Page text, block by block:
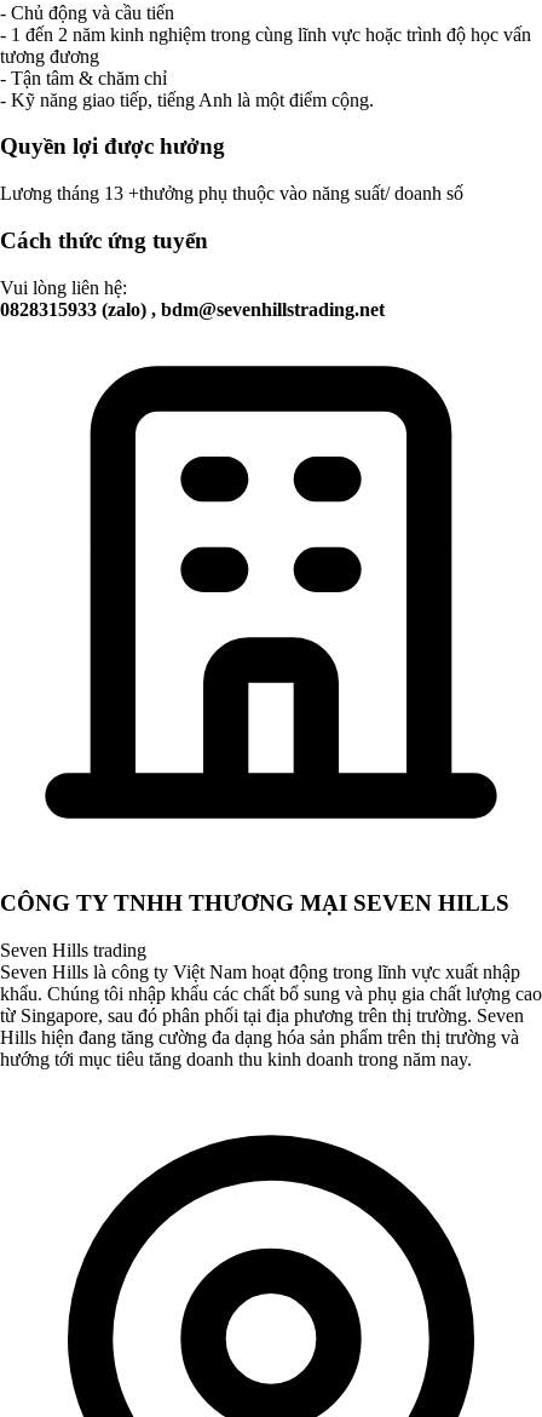
- Chủ động và cầu tiến
- 1 đến 2 năm kinh nghiệm trong cùng lĩnh vực hoặc trình độ học vấn
tương đương
- Tận tâm & chăm chỉ
- Kỹ năng giao tiếp, tiếng Anh là một điểm cộng.
Quyền lợi được hưởng
Lương tháng 13 +thưởng phụ thuộc vào năng suất/ doanh số
Cách thức ứng tuyển
Vui lòng liên hệ:
0828315933 (zalo) , bdm@sevenhillstrading.net
CÔNG TY TNHH THƯƠNG MẠI SEVEN HILLS
Seven Hills trading
Seven Hills là công ty Việt Nam hoạt động trong lĩnh vực xuất nhập
khẩu. Chúng tôi nhập khẩu các chất bổ sung và phụ gia chất lượng cao
từ Singapore, sau đó phân phối tại địa phương trên thị trường. Seven
Hills hiện đang tăng cường đa dạng hóa sản phẩm trên thị trường và
hướng tới mục tiêu tăng doanh thu kinh doanh trong năm nay.